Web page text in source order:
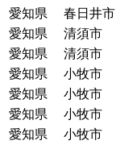
愛知県
春日井市
愛知県
清須市
愛知県
清須市
愛知県
小牧市
愛知県
小牧市
愛知県
小牧市
愛知県
小牧市